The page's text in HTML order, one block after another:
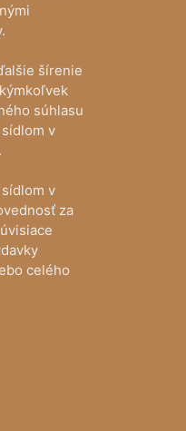
šírenie
súhlasu
v
v
za
celého